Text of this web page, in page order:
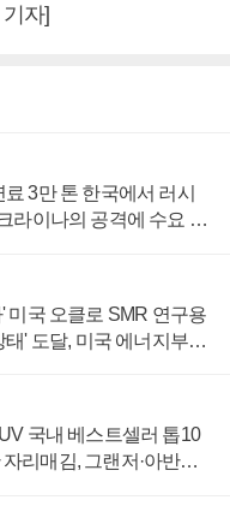
자]
3만 톤 한국에서 러시
라이나의 공격에 수요 늘
미국 오클로 SMR 연구용
태' 도달, 미국 에너지부
국내 베스트셀러 톱10
리매김, 그랜저·아반떼